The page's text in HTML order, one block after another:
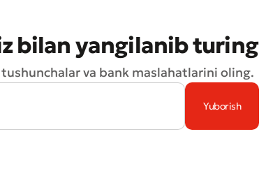
bilan yangilanib turing
tushunchalar va bank maslahatlarini oling.